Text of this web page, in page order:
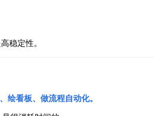
稳定性。
绘看板、做流程自动化。